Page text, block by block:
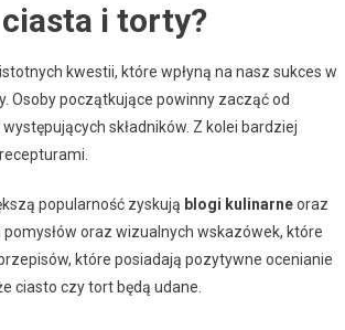
i torty?
kwestii, które wpłyną na nasz sukces w
Osoby początkujące powinny zacząć od
składników. Z kolei bardziej
popularność zyskują blogi kulinarneoraz
oraz wizualnych wskazówek, które
które posiadają pozytywne ocenianie
ciasto czy tort będą udane.